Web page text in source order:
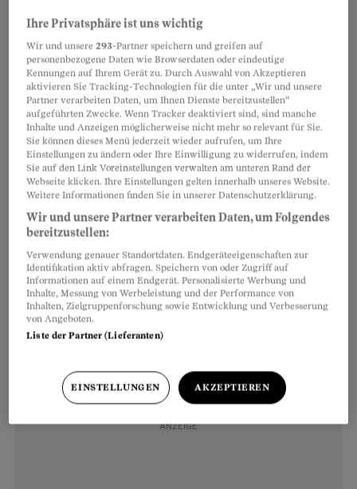
ist auch bei Kindern nicht selten: Toxische
Freundschaften, in denen die Beziehung nicht
auf Augenhöhe stattfindet und in denen sich
eine Partei herabgesetzt und wertlos fühlt.
Solche Freundschaften können derEntwicklung
von Kindernschaden. Die Psychologin Stefanie
Rietzler sagt: «Die Kinder fühlen sich oft stark
unter Druck, ihrem Gegenüber zu gefallen und es
ja nicht zu enttäuschen.» Das könne etwa dazu
führen, dass sie bei gefährlichen Mutproben
mitmachen oder Drittpersonen gegeneinander
ausspielen, was sie im Grunde gar nicht
möchten.
Ihre Privatsphäre ist uns wichtig
Wir und unsere293-Partner speichern und greifen auf
personenbezogene Daten wie Browserdaten oder eindeutige
Kennungen auf Ihrem Gerät zu. Durch Auswahl von Akzeptieren
aktivieren Sie Tracking-Technologien für die unter „Wir und unsere
Partner verarbeiten Daten, um Ihnen Dienste bereitzustellen“
aufgeführten Zwecke. Wenn Tracker deaktiviert sind, sind manche
Inhalte und Anzeigen möglicherweise nicht mehr so relevant für Sie.
Sie können dieses Menü jederzeit wieder aufrufen, um Ihre
Einstellungen zu ändern oder Ihre Einwilligung zu widerrufen, indem
Sie auf den Link Voreinstellungen verwalten am unteren Rand der
Webseite klicken. Ihre Einstellungen gelten innerhalb unseres Website.
Weitere Informationen finden Sie in unserer Datenschutzerklärung.
Wir und unsere Partner verarbeiten Daten, um Folgendes
bereitzustellen:
Verwendung genauer Standortdaten. Endgeräteeigenschaften zur
Identifikation aktiv abfragen. Speichern von oder Zugriff auf
Informationen auf einem Endgerät. Personalisierte Werbung und
Inhalte, Messung von Werbeleistung und der Performance von
Inhalten, Zielgruppenforschung sowie Entwicklung und Verbesserung
von Angeboten.
Liste der Partner (Lieferanten)
EINSTELLUNGEN AKZEPTIEREN